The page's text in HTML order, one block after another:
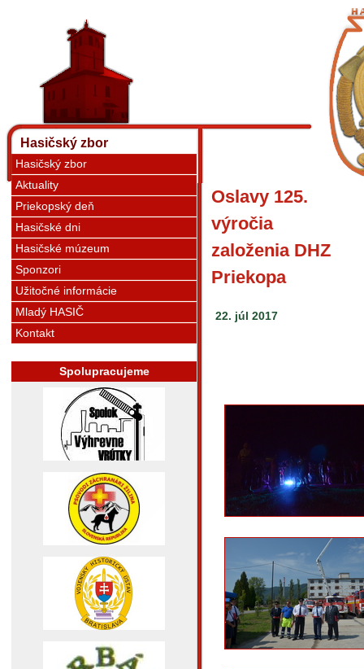
Hasičský zbor
Hasičský zbor
Aktuality
Priekopský deň
Hasičské dni
Hasičské múzeum
Sponzori
Užitočné informácie
Mladý HASIČ
Kontakt
Spolupracujeme
Oslavy 125.
výročia
založenia DHZ
Priekopa
22. júl 2017